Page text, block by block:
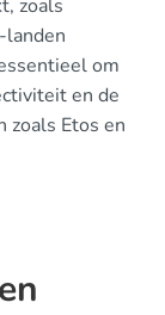
zoals
landen
om
en de
zoals Etos en